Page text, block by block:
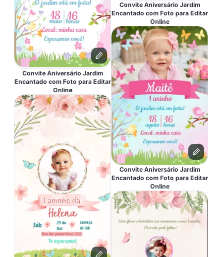
Convite Aniversário Jardim
Encantado com Foto para Editar
Online
Convite Aniversário Jardim
Encantado com Foto para Editar
Online
Convite Aniversário Jardim
Encantado com Foto para Editar
Online